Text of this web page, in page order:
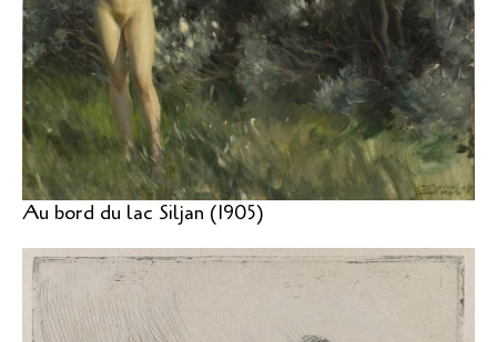
Au bord du lac Siljan (1905)